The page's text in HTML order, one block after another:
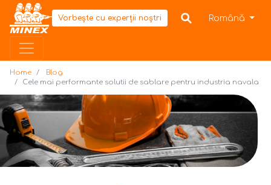
Home
Vorbește cu experții noștri Română
Home
Blog
Cele mai performante solutii de sablare pentru industria navala